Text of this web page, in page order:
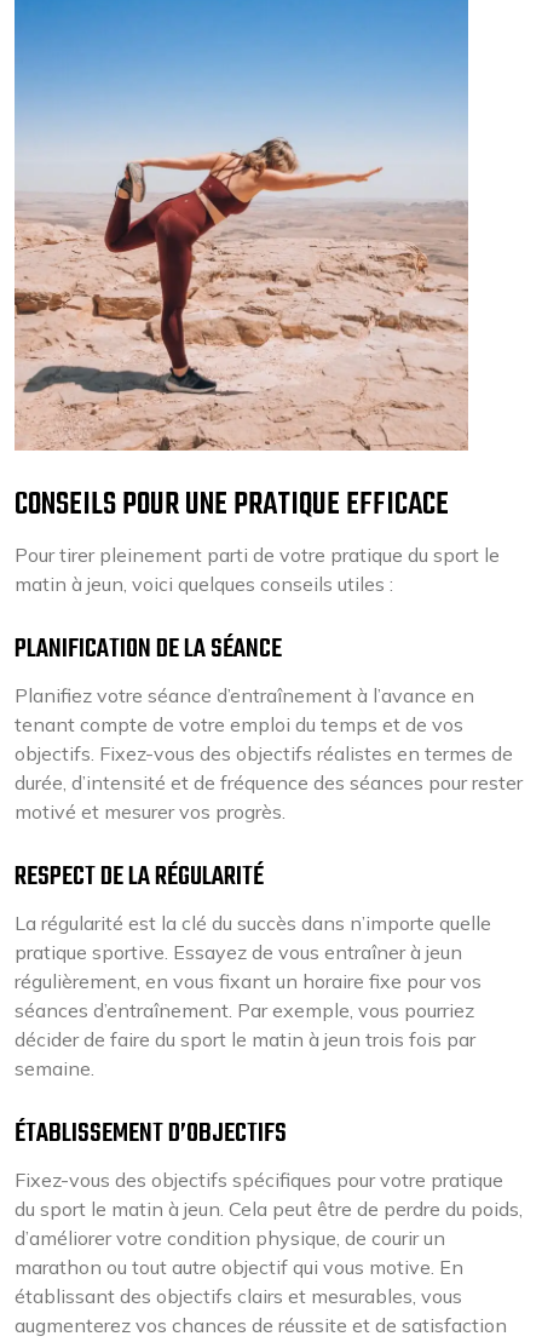
CONSEILS POUR UNE PRATIQUE EFFICACE
Pour tirer pleinement parti de votre pratique du sport le
matin à jeun, voici quelques conseils utiles :
PLANIFICATION DE LA SÉANCE
Planifiez votre séance d’entraînement à l’avance en
tenant compte de votre emploi du temps et de vos
objectifs. Fixez-vous des objectifs réalistes en termes de
durée, d’intensité et de fréquence des séances pour rester
motivé et mesurer vos progrès.
RESPECT DE LA RÉGULARITÉ
La régularité est la clé du succès dans n’importe quelle
pratique sportive. Essayez de vous entraîner à jeun
régulièrement, en vous fixant un horaire fixe pour vos
séances d’entraînement. Par exemple, vous pourriez
décider de faire du sport le matin à jeun trois fois par
semaine.
ÉTABLISSEMENT D’OBJECTIFS
Fixez-vous des objectifs spécifiques pour votre pratique
du sport le matin à jeun. Cela peut être de perdre du poids,
d’améliorer votre condition physique, de courir un
marathon ou tout autre objectif qui vous motive. En
établissant des objectifs clairs et mesurables, vous
augmenterez vos chances de réussite et de satisfaction